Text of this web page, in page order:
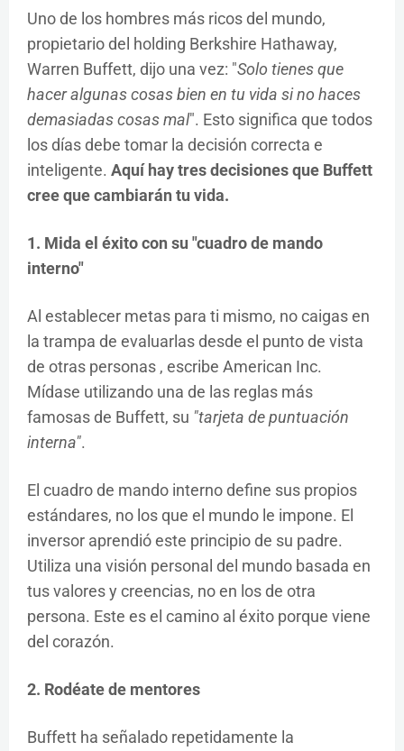
Uno de los hombres más ricos del mundo,
propietario del holding Berkshire Hathaway,
Warren Buffett, dijo una vez: "Solo tienes que
hacer algunas cosas bien en tu vida si no haces
demasiadas cosas mal". Esto significa que todos
los días debe tomar la decisión correcta e
inteligente. Aquí hay tres decisiones que Buffett
cree que cambiarán tu vida.
1. Mida el éxito con su "cuadro de mando
interno"
Al establecer metas para ti mismo, no caigas en
la trampa de evaluarlas desde el punto de vista
de otras personas , escribe American Inc.
Mídase utilizando una de las reglas más
famosas de Buffett, su "tarjeta de puntuación
interna".
El cuadro de mando interno define sus propios
estándares, no los que el mundo le impone. El
inversor aprendió este principio de su padre.
Utiliza una visión personal del mundo basada en
tus valores y creencias, no en los de otra
persona. Este es el camino al éxito porque viene
del corazón.
2. Rodéate de mentores
Buffett ha señalado repetidamente la